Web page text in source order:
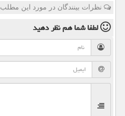
نظرات بینندگان در مورد این مطلب
لطفا شما همنظر دهید